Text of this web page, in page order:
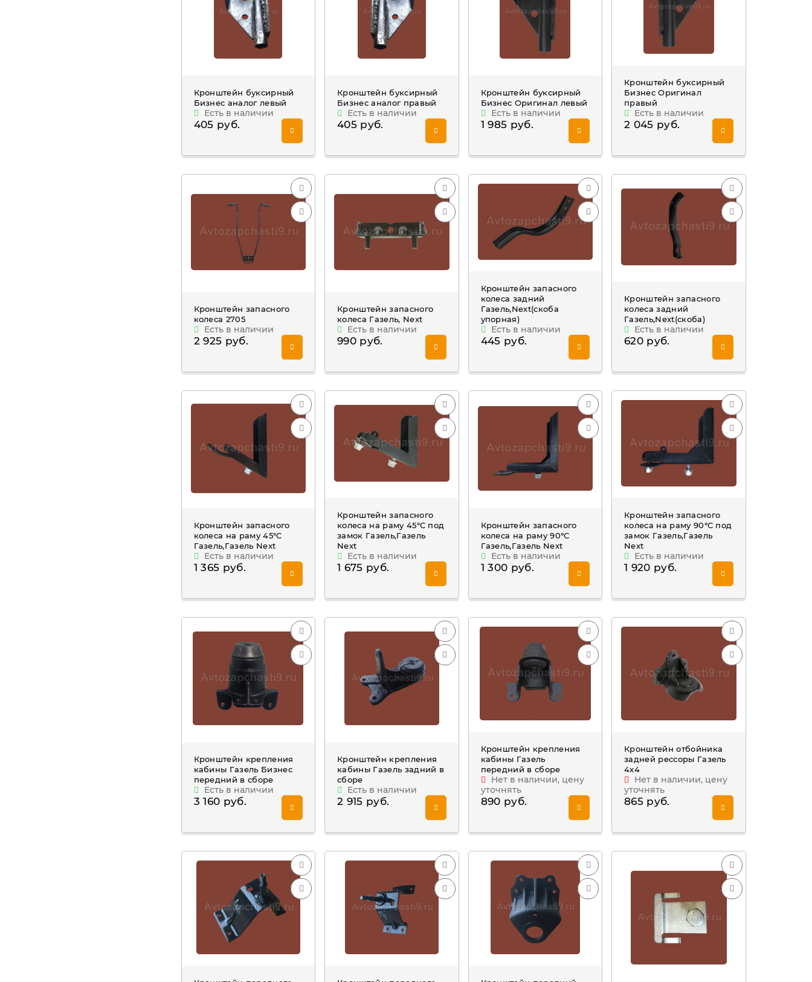
Кронштейн буксирный
Бизнес аналог левый
Есть в наличии
405 руб.
Кронштейн буксирный
Бизнес аналог правый
Есть в наличии
405 руб.
Кронштейн буксирный
Бизнес Оригинал левый
Есть в наличии
1 985 руб.
Кронштейн буксирный
Бизнес Оригинал
правый
Есть в наличии
2 045 руб.
Кронштейн запасного
колеса 2705
Есть в наличии
2 925 руб.
Кронштейн запасного
колеса Газель, Next
Есть в наличии
990 руб.
Кронштейн запасного
колеса задний
Газель,Next(скоба
упорная)
Есть в наличии
445 руб.
Кронштейн запасного
колеса задний
Газель,Next(скоба)
Есть в наличии
620 руб.
Кронштейн запасного
колеса на раму 45°С
Газель,Газель Next
Есть в наличии
1 365 руб.
Кронштейн запасного
колеса на раму 45°С под
замок Газель,Газель
Next
Есть в наличии
1 675 руб.
Кронштейн запасного
колеса на раму 90°С
Газель,Газель Next
Есть в наличии
1 300 руб.
Кронштейн запасного
колеса на раму 90°С под
замок Газель,Газель
Next
Есть в наличии
1 920 руб.
Кронштейн крепления
кабины Газель Бизнес
передний в сборе
Есть в наличии
3 160 руб.
Кронштейн крепления
кабины Газель задний в
сборе
Есть в наличии
2 915 руб.
Кронштейн крепления
кабины Газель
передний в сборе
Нет в наличии, цену
уточнять
890 руб.
Кронштейн отбойника
задней рессоры Газель
4х4
Нет в наличии, цену
уточнять
865 руб.